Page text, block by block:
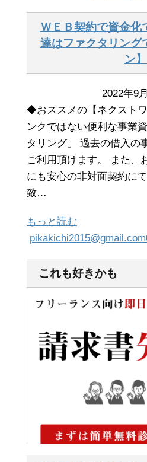
ＷＥＢ契約で資金化
達はファクタリング
ン】
2022年9
◆おススメの【ネクスト
ンクではない便利な事業
タリング」 過去の借入の
ご利用頂けます。 また、
にも安心の非対面契約に
致…
もっと読む
pikakichi2015@gmail.com
これも好きかも